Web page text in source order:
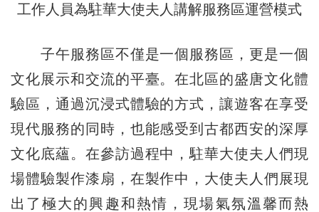
工作人員為駐華大使夫人講解服務區運營模式
子午服務區不僅是一個服務區，更是一個
文化展示和交流的平臺。在北區的盛唐文化體
驗區，通過沉浸式體驗的方式，讓遊客在享受
現代服務的同時，也能感受到古都西安的深厚
文化底蘊。在參訪過程中，駐華大使夫人們現
場體驗製作漆扇，在製作中，大使夫人們展現
出了極大的興趣和熱情，現場氣氛溫馨而熱